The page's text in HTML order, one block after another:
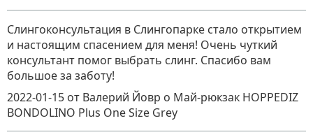
Слингоконсультация в Слингопарке стало открытием
и настоящим спасением для меня! Очень чуткий
консультант помог выбрать слинг. Спасибо вам
большое за заботу!
2022-01-15 от Валерий Йовр о Май-рюкзак HOPPEDIZ
BONDOLINO Plus One Size Grey